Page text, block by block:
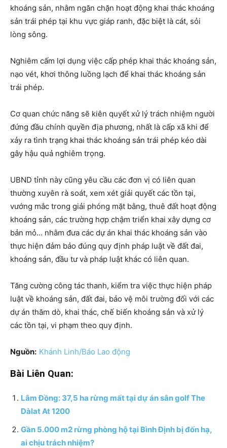
khoáng sản, nhằm ngăn chặn hoạt động khai thác khoáng
sản trái phép tại khu vực giáp ranh, đặc biệt là cát, sỏi
lòng sông.
Nghiêm cấm lợi dụng việc cấp phép khai thác khoáng sản,
nạo vét, khơi thông luồng lạch để khai thác khoáng sản
trái phép.
Cơ quan chức năng sẽ kiên quyết xử lý trách nhiệm người
đứng đầu chính quyền địa phương, nhất là cấp xã khi để
xảy ra tình trạng khai thác khoáng sản trái phép kéo dài
gây hậu quả nghiêm trọng.
UBND tỉnh này cũng yêu cầu các đơn vị có liên quan
thường xuyên rà soát, xem xét giải quyết các tồn tại,
vướng mắc trong giải phóng mặt bằng, thuê đất hoạt động
khoáng sản, các trường hợp chậm triển khai xây dựng cơ
bản mỏ… nhằm đưa các dự án khai thác khoáng sản vào
thực hiện đảm bảo đúng quy định pháp luật về đất đai,
khoáng sản, đầu tư và pháp luật khác có liên quan.
Tăng cường công tác thanh, kiểm tra việc thực hiện pháp
luật về khoáng sản, đất đai, bảo vệ môi trường đối với các
dự án thăm dò, khai thác, chế biến khoáng sản và xử lý
các tồn tại, vi phạm theo quy định.
Nguồn: Khánh Linh/Báo Lao động
Bài Liên Quan:
Lâm Đồng: 37,5 ha rừng mất tại dự án sân golf The
Dàlat At 1200
Gần 5.000 m2 rừng phòng hộ tại Bình Định bị đốn hạ,
ai chịu trách nhiệm?